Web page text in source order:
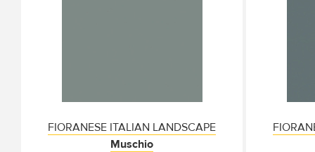
FIORANESE ITALIAN LANDSCAPE
Muschio